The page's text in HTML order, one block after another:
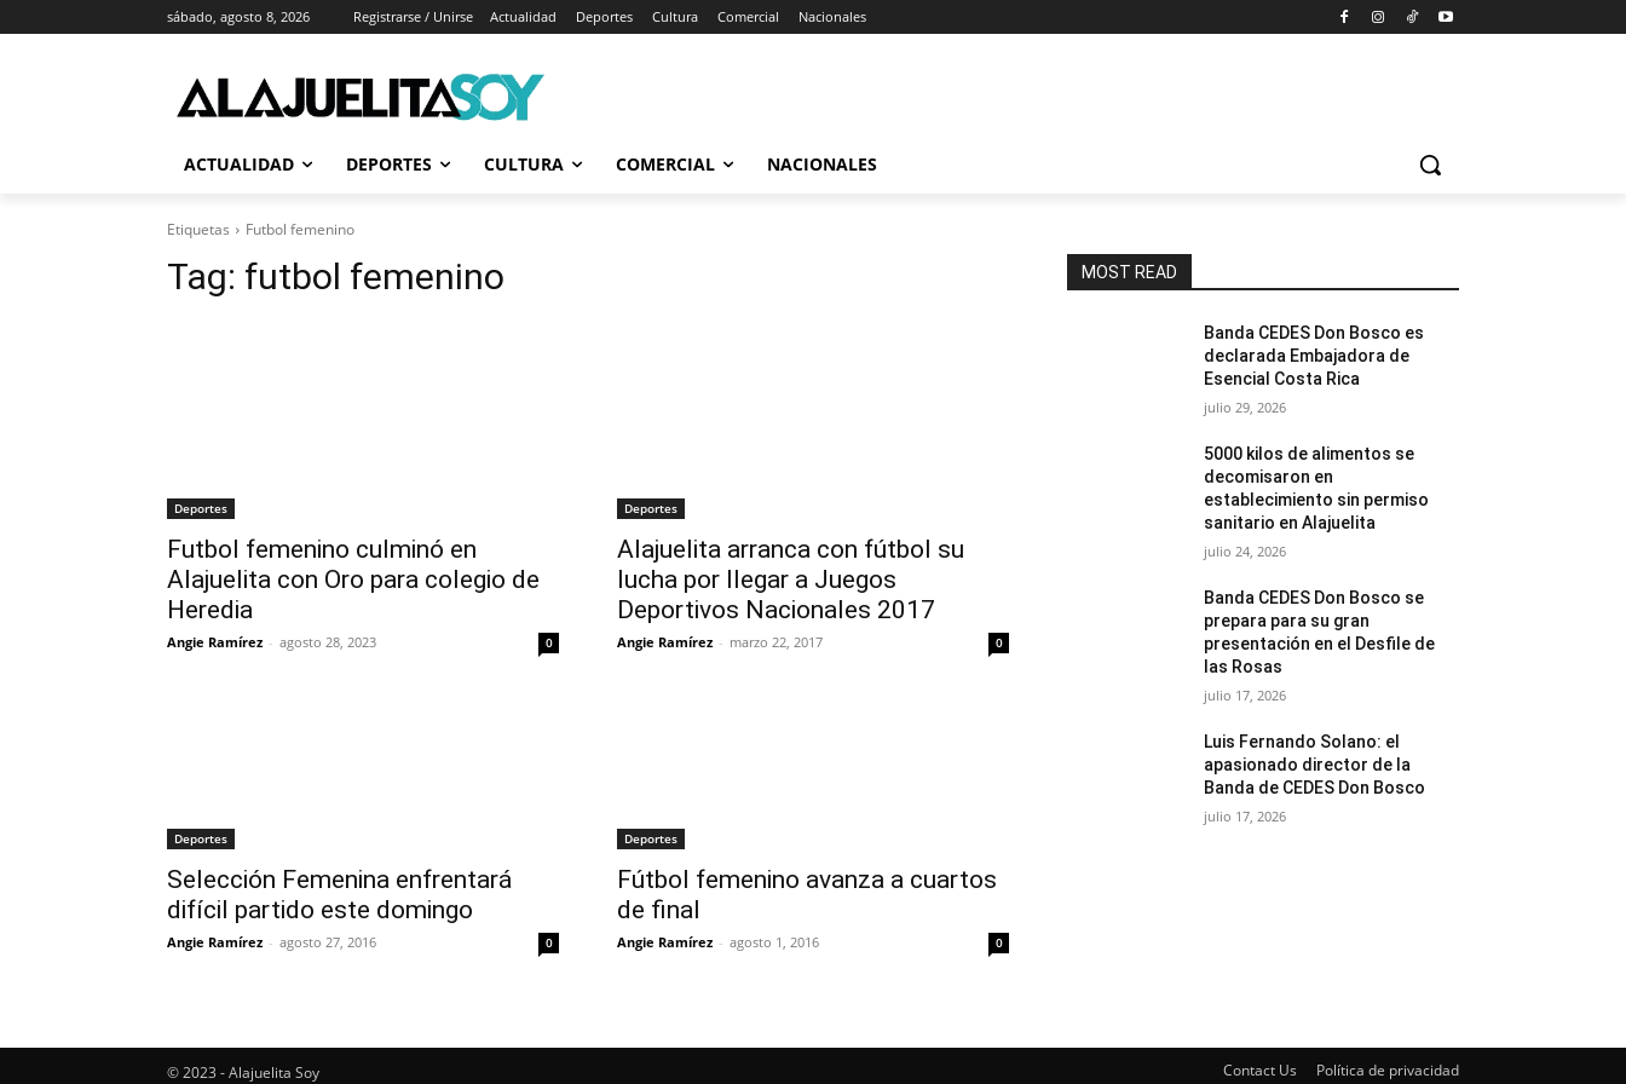
sábado, agosto 8, 2026 Registrarse / Unirse Actualidad Deportes Cultura Comercial Nacionales
ACTUALIDAD DEPORTES CULTURA COMERCIAL NACIONALES
Etiquetas Futbol femenino
Tag: futbol femenino
Deportes
Futbol femenino culminó en
Alajuelita con Oro para colegio de
Heredia
Angie Ramírez - agosto 28, 2023 0
Deportes
Alajuelita arranca con fútbol su
lucha por llegar a Juegos
Deportivos Nacionales 2017
Angie Ramírez - marzo 22, 2017 0
Deportes
Selección Femenina enfrentará
difícil partido este domingo
Angie Ramírez - agosto 27, 2016 0
Deportes
Fútbol femenino avanza a cuartos
de final
Angie Ramírez - agosto 1, 2016 0
MOST READ
Banda CEDES Don Bosco es
declarada Embajadora de
Esencial Costa Rica
julio 29, 2026
5000 kilos de alimentos se
decomisaron en
establecimiento sin permiso
sanitario en Alajuelita
julio 24, 2026
Banda CEDES Don Bosco se
prepara para su gran
presentación en el Desfile de
las Rosas
julio 17, 2026
Luis Fernando Solano: el
apasionado director de la
Banda de CEDES Don Bosco
julio 17, 2026
© 2023 - Alajuelita Soy Contact Us Política de privacidad